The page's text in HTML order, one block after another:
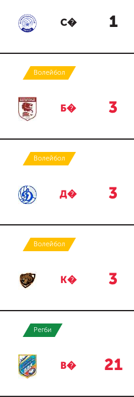
С� 1
Волейбол
Б� 3
Волейбол
Д� 3
Волейбол
К� 3
Регби
В� 21